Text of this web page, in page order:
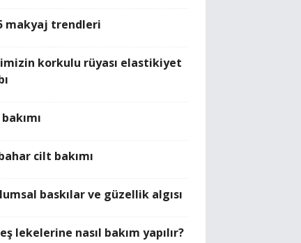
makyaj trendleri
korkulu rüyası elastikiyet
cilt bakımı
baskılar ve güzellik algısı
lekelerine nasıl bakım yapılır?